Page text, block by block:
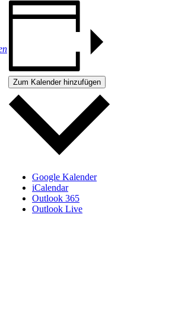
Zum Kalender hinzufügen
Google Kalender
iCalendar
Outlook 365
Outlook Live